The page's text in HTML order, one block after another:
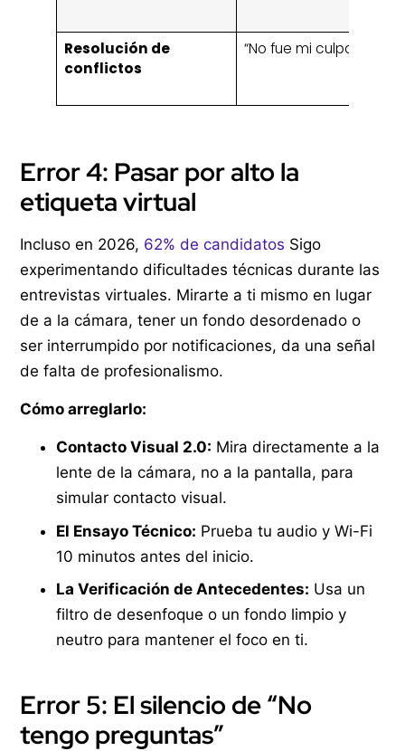
Resolución de
conflictos
“No fue mi culpa.”
Error 4: Pasar por alto la
etiqueta virtual
Incluso en 2026, 62% de candidatos Sigo
experimentando dificultades técnicas durante las
entrevistas virtuales. Mirarte a ti mismo en lugar
de a la cámara, tener un fondo desordenado o
ser interrumpido por notificaciones, da una señal
de falta de profesionalismo.
Cómo arreglarlo:
Contacto Visual 2.0: Mira directamente a la
lente de la cámara, no a la pantalla, para
simular contacto visual.
El Ensayo Técnico: Prueba tu audio y Wi-Fi
10 minutos antes del inicio.
La Verificación de Antecedentes: Usa un
filtro de desenfoque o un fondo limpio y
neutro para mantener el foco en ti.
Error 5: El silencio de “No
tengo preguntas”